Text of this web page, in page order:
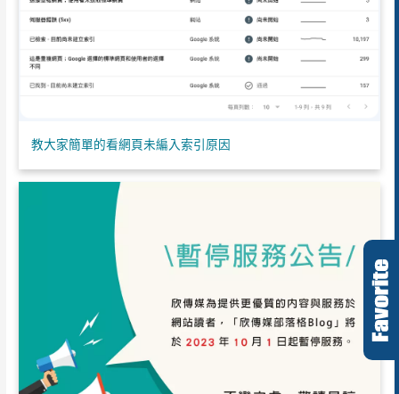
教大家簡單的看網頁未編入索引原因